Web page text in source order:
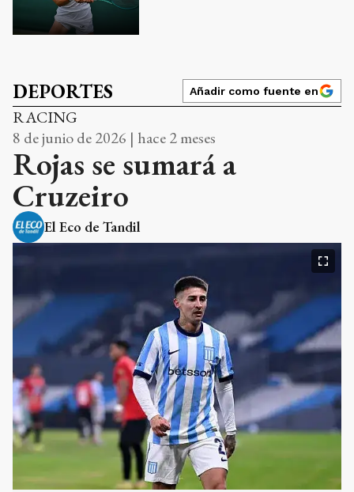
DEPORTES Añadir como fuente en
RACING
8 de junio de 2026 | hace 2 meses
Rojas se sumará a
Cruzeiro
El Eco de Tandil